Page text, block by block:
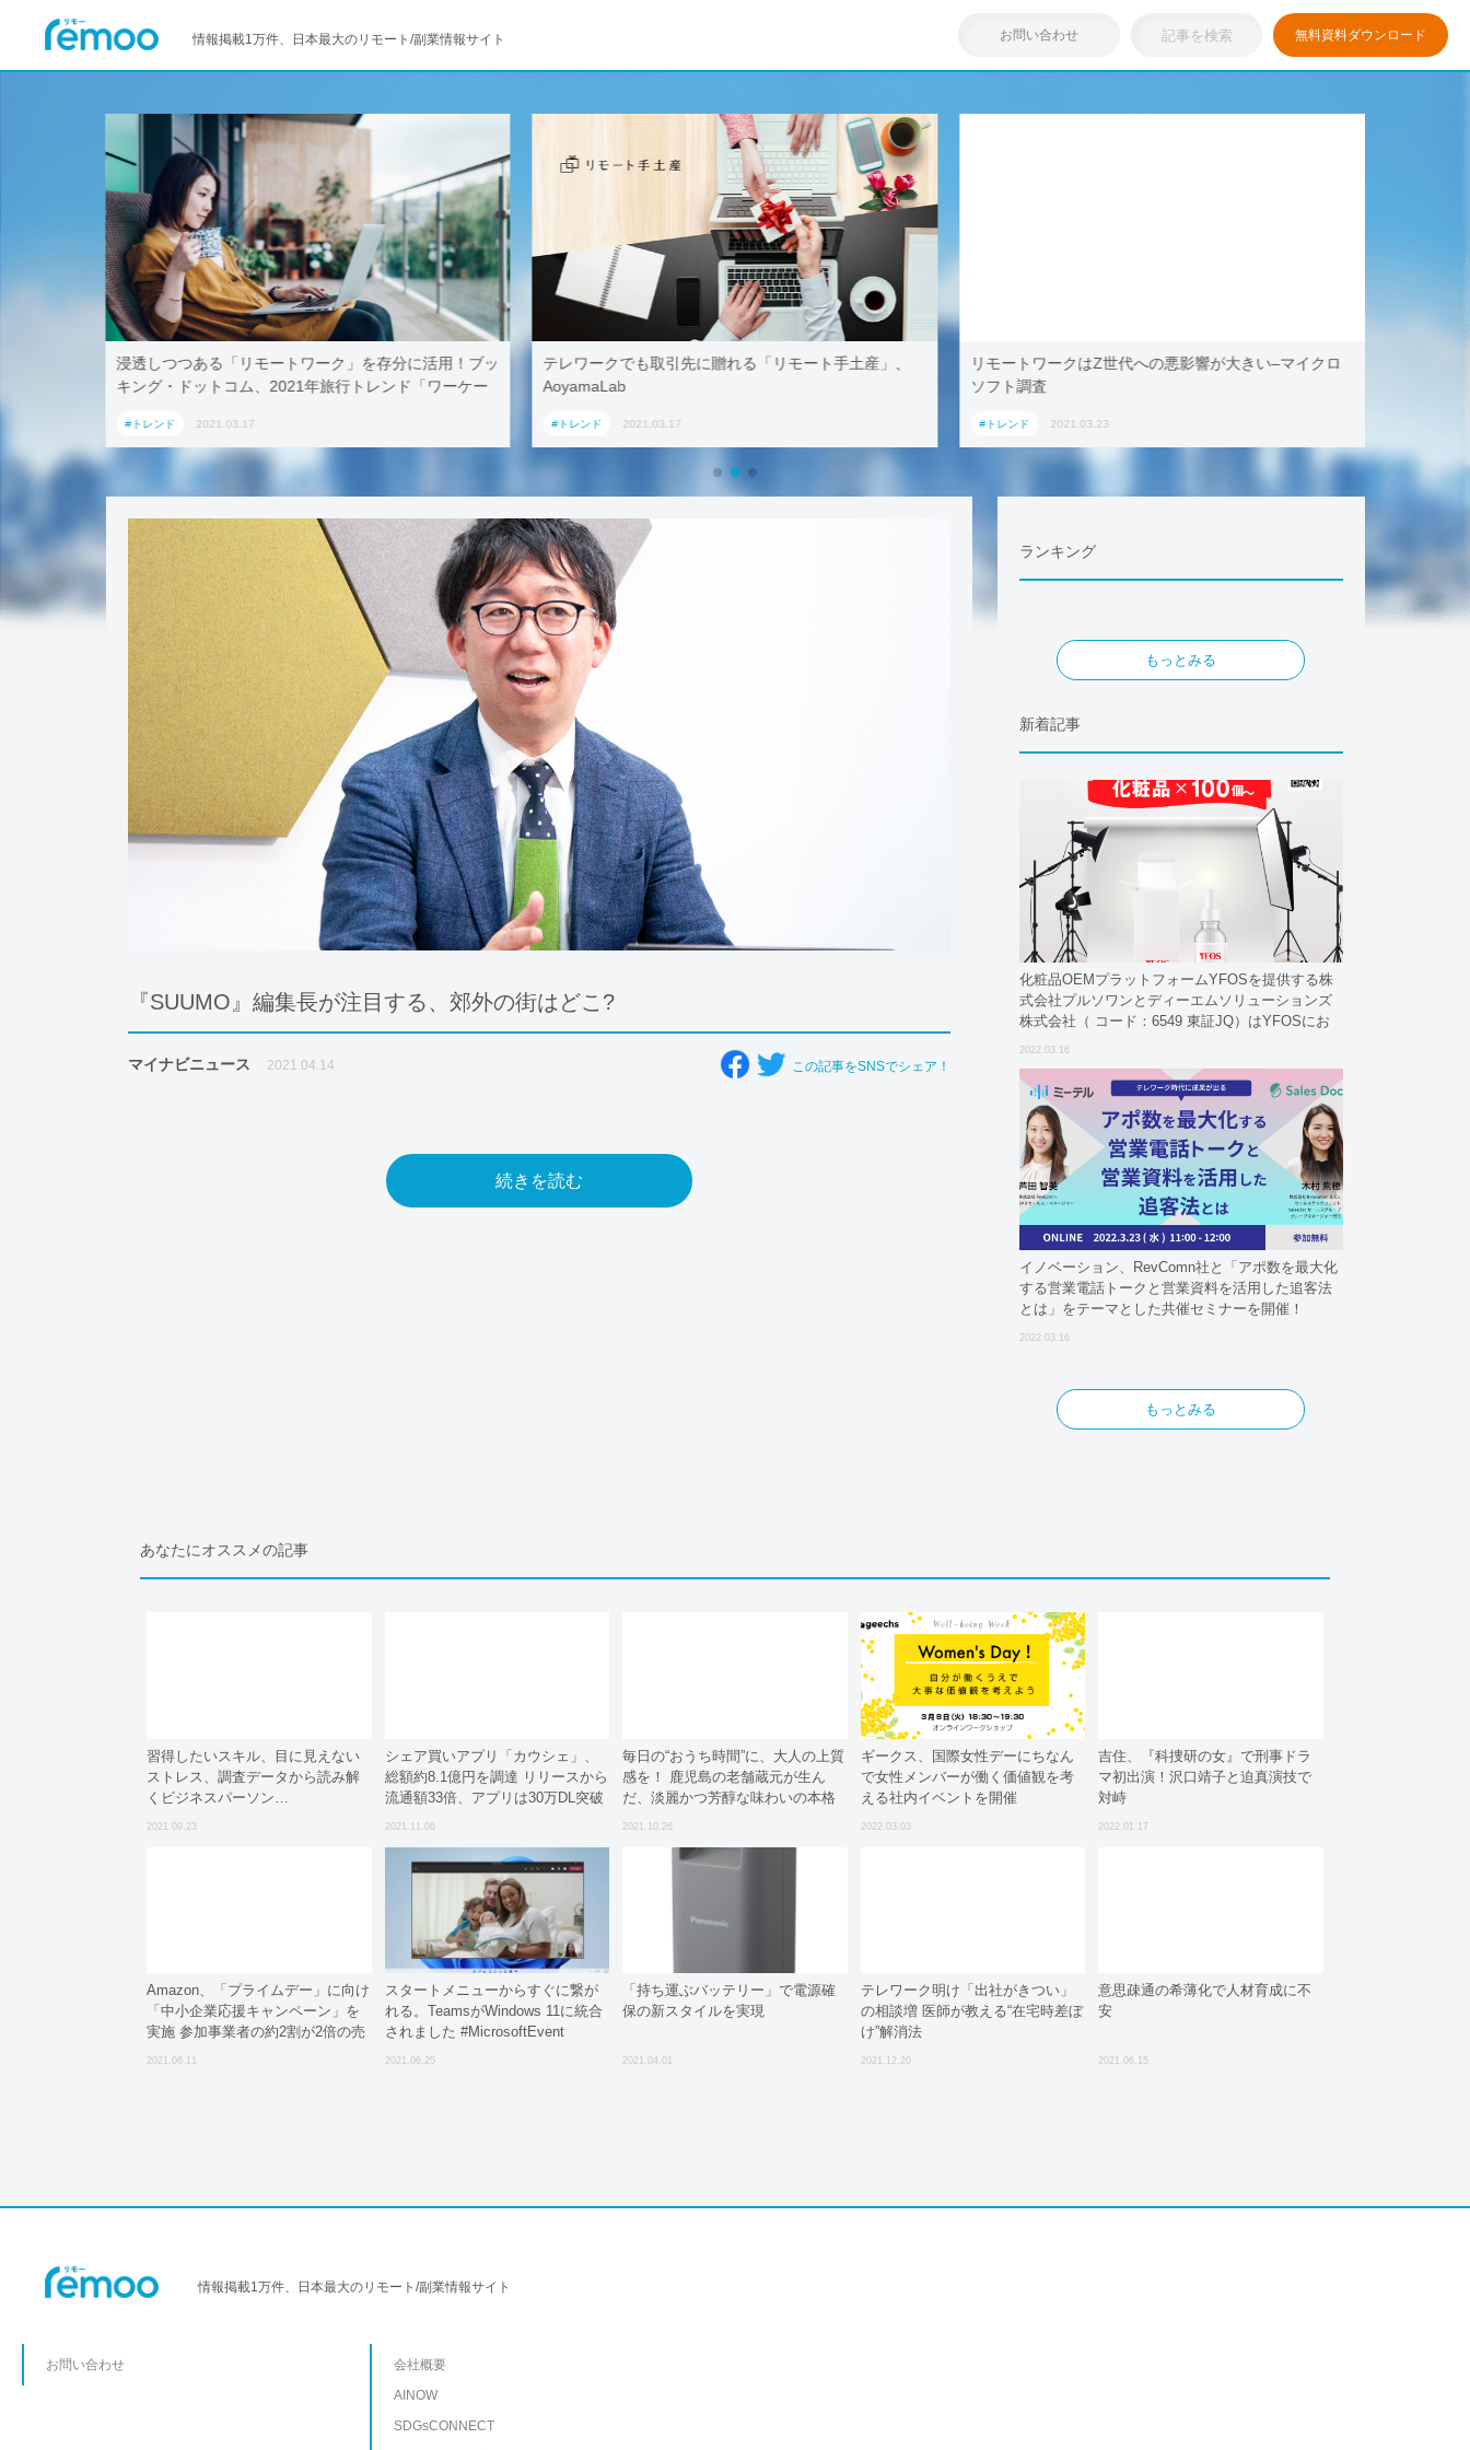
情報掲載1万件、日本最大のリモート/副業情報サイト お問い合わせ 無料資料ダウンロード
ワーク」を存分に活用！ブッ
年旅行トレンド「ワーケー
宿泊施設5選
テレワークでも取引先に贈れる「リモート手土産」、
AoyamaLab
リモートワークはZ世代への悪影響が大きい–マイクロ
浸透しつつある「リモートワーク」を存分に活用！
『SUUMO』編集長が注目する、郊外の街はどこ?
マイナビニュース 2021.04.14 この記事をSNSでシェア！
続きを読む
ランキング
もっとみる
新着記事
化粧品OEMプラットフォームYFOSを提供する株
式会社プルソワンとディーエムソリューションズ
株式会社（ コード：6549 東証JQ）はYFOSにお
2022.03.16
イノベーション、RevComn社と「アポ数を最大化
する営業電話トークと営業資料を活用した追客法
とは」をテーマとした共催セミナーを開催！
2022.03.16
もっとみる
あなたにオススメの記事
習得したいスキル、目に見えない
ストレス、調査データから読み解
くビジネスパーソン…
2021.09.23
シェア買いアプリ「カウシェ」、
総額約8.1億円を調達 リリースから
流通額33倍、アプリは30万DL突破
2021.11.06
毎日の“おうち時間”に、大人の上質
感を！ 鹿児島の老舗蔵元が生ん
だ、淡麗かつ芳醇な味わいの本格
2021.10.26
ギークス、国際女性デーにちなん
で女性メンバーが働く価値観を考
える社内イベントを開催
2022.03.03
吉住、『科捜研の女』で刑事ドラ
マ初出演！沢口靖子と迫真演技で
対峙
2022.01.17
Amazon、「プライムデー」に向け
「中小企業応援キャンペーン」を
実施 参加事業者の約2割が2倍の売
上達成
2021.06.11
スタートメニューからすぐに繋が
れる。TeamsがWindows 11に統合
されました #MicrosoftEvent
#Windows 11
2021.06.25
「持ち運ぶバッテリー」で電源確
保の新スタイルを実現
2021.04.01
テレワーク明け「出社がきつい」
の相談増 医師が教える“在宅時差ぼ
け”解消法
2021.12.20
意思疎通の希薄化で人材育成に不
安
2021.06.15
情報掲載1万件、日本最大のリモート/副業情報サイト
お問い合わせ
会社概要
AINOW
SDGsCONNECT